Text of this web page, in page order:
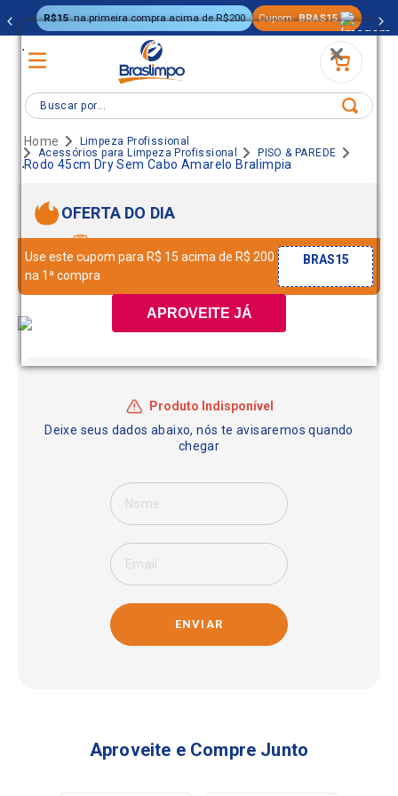
.
.
APROVEITE JÁ
R$15 na primeira compra acima de R$200 Cupom: BRAS15
Buscar por...
Limpeza Profissional
Acessórios para Limpeza Profissional
PISO & PAREDE
Rodo 45cm Dry Sem Cabo Amarelo Bralimpia
OFERTA DO DIA
Use este cupom para R$ 15 acima de R$ 200
na 1ª compra
BRAS15
ENVIAR
Aproveite e Compre Junto